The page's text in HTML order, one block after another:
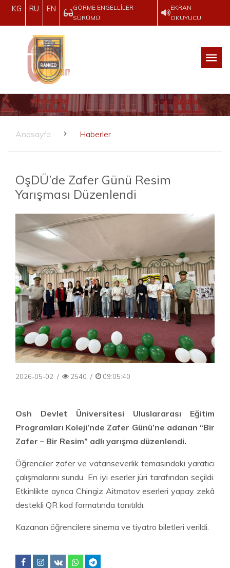
KG RU EN
GÖRME ENGELLILER
SÜRÜMÜ
EKRAN
OKUYUCU
Anasayfa Haberler
OşDÜ’de Zafer Günü Resim
Yarışması Düzenlendi
2026-05-02 / 2540 / 09:05:40
Osh Devlet Üniversitesi Uluslararası Eğitim
Programları Koleji’nde Zafer Günü’ne adanan “Bir
Zafer – Bir Resim” adlı yarışma düzenlendi.
Öğrenciler zafer ve vatanseverlik temasındaki yaratıcı
çalışmalarını sundu. En iyi eserler jüri tarafından seçildi.
Etkinlikte ayrıca Chingiz Aitmatov eserleri yapay zekâ
destekli QR kod formatında tanıtıldı.
Kazanan öğrencilere sinema ve tiyatro biletleri verildi.